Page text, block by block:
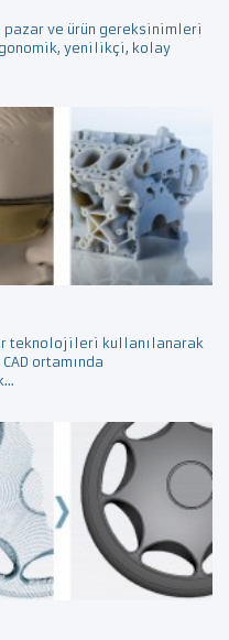
pazar ve ürün gereksinimleri
yenilikçi, kolay
teknolojileri kullanılanarak
ortamında